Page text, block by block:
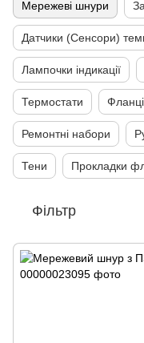
Мережеві шнури
Датчики (Сенсори)
Лампочки індикації
Термостати Фланці
Ремонтні набори
Тени Прокладки
Фільтр